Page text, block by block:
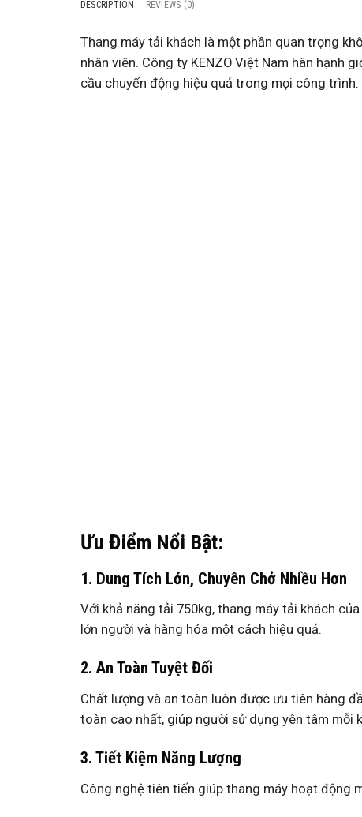
DESCRIPTION REVIEWS (0)
Thang máy tải khách là một phần quan trọng
nhân viên. Công ty KENZO Việt Nam hân hạnh
cầu chuyển động hiệu quả trong mọi công trình.
Ưu Điểm Nổi Bật:
1. Dung Tích Lớn, Chuyên Chở Nhiều Hơn
Với khả năng tải 750kg, thang máy tải khách
lớn người và hàng hóa một cách hiệu quả.
2. An Toàn Tuyệt Đối
Chất lượng và an toàn luôn được ưu tiên hàng
toàn cao nhất, giúp người sử dụng yên tâm mỗi
3. Tiết Kiệm Năng Lượng
Công nghệ tiên tiến giúp thang máy hoạt động